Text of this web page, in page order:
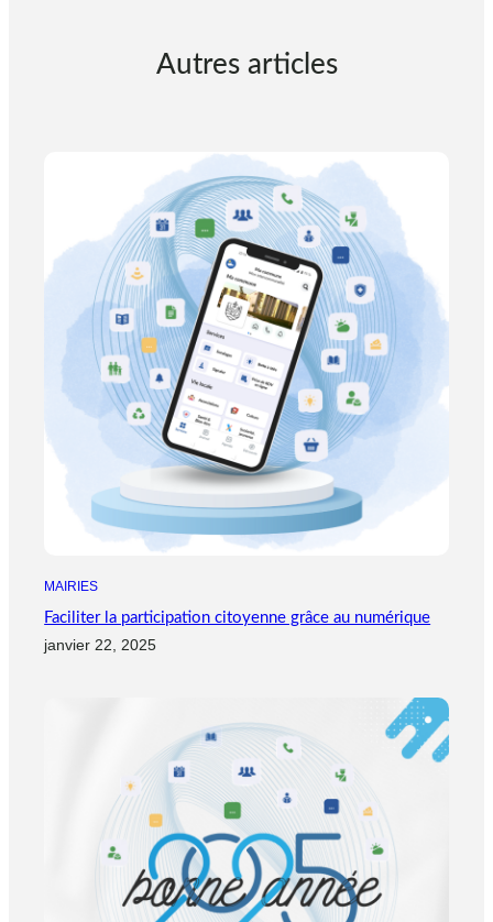
Autres articles
MAIRIES
Faciliter la participation citoyenne grâce au numérique
janvier 22, 2025